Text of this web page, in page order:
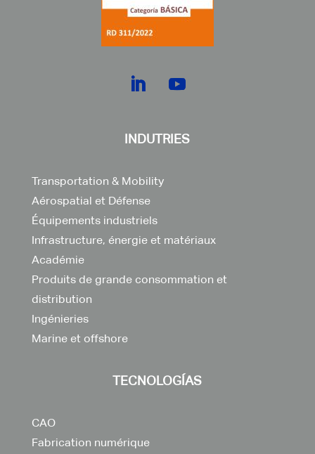
INDUTRIES
Transportation & Mobility
Aérospatial et Défense
Équipements industriels
Infrastructure, énergie et matériaux
Académie
Produits de grande consommation et
distribution
Ingénieries
Marine et offshore
TECNOLOGÍAS
CAO
Fabrication numérique